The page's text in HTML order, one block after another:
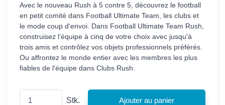
Avec le nouveau Rush à 5 contre 5, découvrez le football
en petit comité dans Football Ultimate Team, les clubs et
le mode coup d'envoi. Dans Football Ultimate Team Rush,
construisez l'équipe à cinq de votre choix avec jusqu'à
trois amis et contrôlez vos objets professionnels préférés.
Ou affrontez le monde entier avec les membres les plus
fiables de l'équipe dans Clubs Rush.
Stk.